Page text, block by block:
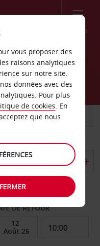
Menu
Akron
UTILITAIRE
de retour
DE RETOUR
vous proposer des
raisons analytiques
sur notre site.
données avec des
Pour plus
de cookies. En
que nous